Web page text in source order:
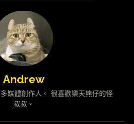
Andrew
媒體創作人。 很喜歡樂天熊仔的怪
叔叔。